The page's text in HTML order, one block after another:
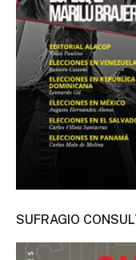
SUFRAGIO